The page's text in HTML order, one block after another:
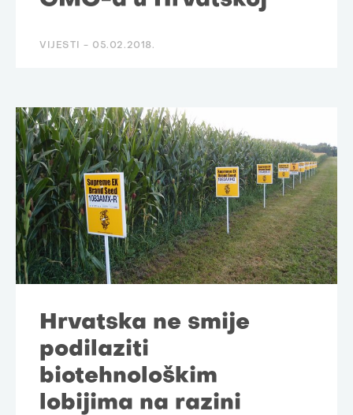
VIJESTI - 05.02.2018.
Hrvatska ne smije
podilaziti
biotehnološkim
lobijima na razini